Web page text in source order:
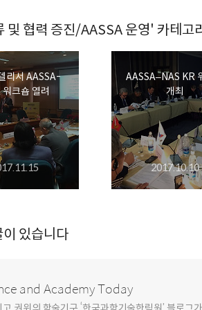
및 협력 증진/AASSA 운영' 카테고
리서 AASSA-
크숍 열려
AASSA–NAS KR
개최
2017.10.10
있습니다
and Academy Today